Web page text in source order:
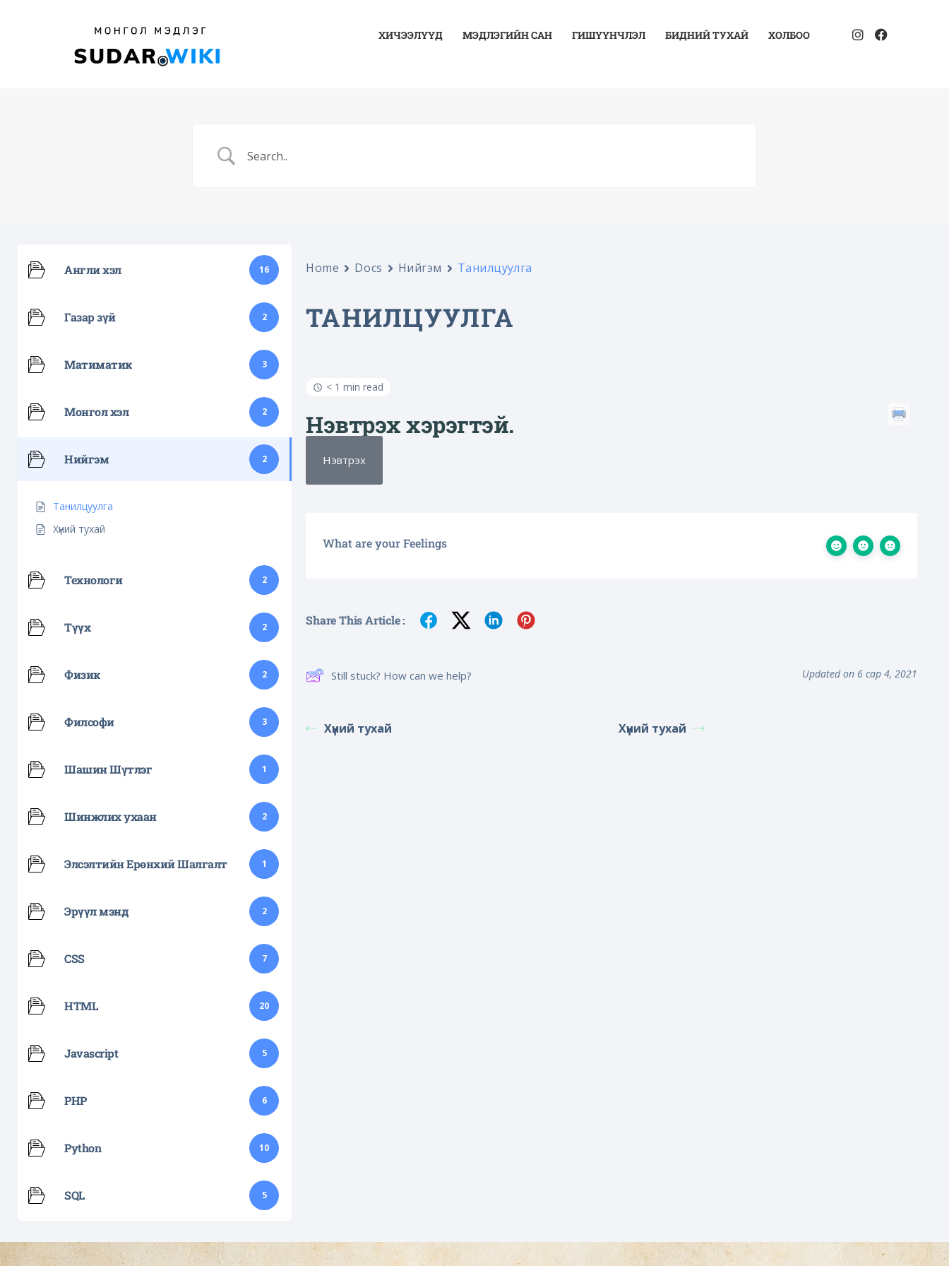
ХИЧЭЭЛҮҮД МЭДЛЭГИЙН САН ГИШҮҮНЧЛЭЛ БИДНИЙ ТУХАЙ ХОЛБОО
Англи хэл 16
Газар зүй 2
Матиматик 3
Монгол хэл 2
Нийгэм 2
Танилцуулга
Хүний тухай
Технологи 2
Түүх 2
Физик 2
Филсофи 3
Шашин Шүтлэг 1
Шинжлих ухаан 2
Элсэлтийн Ерөнхий Шалгалт 1
Эрүүл мэнд 2
CSS 7
HTML 20
Javascript 5
PHP 6
Python 10
SQL 5
Home Docs Нийгэм Танилцуулга
ТАНИЛЦУУЛГА
< 1 min read
Нэвтрэх хэрэгтэй.
Нэвтрэх
What are your Feelings
Share This Article :
Still stuck? How can we help? Updated on 6 сар 4, 2021
Хүний тухай Хүний тухай